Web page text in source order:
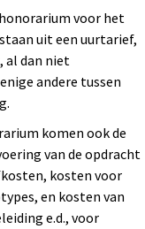
voor het
uit een uurtarief,
al dan niet
andere tussen
komen ook de
van de opdracht
kosten voor
en kosten van
e.d., voor